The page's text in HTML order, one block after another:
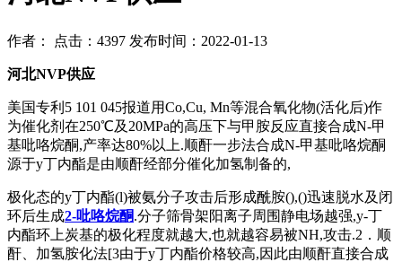
作者： 点击：4397 发布时间：2022-01-13
河北NVP供应
美国专利5 101 045报道用Co,Cu, Mn等混合氧化物(活化后)作
为催化剂在250℃及20MPa的高压下与甲胺反应直接合成N-甲
基吡咯烷酮,产率达80%以上.顺酐一步法合成N-甲基吡咯烷酮
源于y丁内酯是由顺酐经部分催化加氢制备的,
极化态的y丁内酯(l)被氨分子攻击后形成酰胺(),()迅速脱水及闭
环后生成2-吡咯烷酮.分子筛骨架阳离子周围静电场越强,y-丁
内酯环上炭基的极化程度就越大,也就越容易被NH,攻击.2．顺
酐、加氢胺化法[3由于y丁内酯价格较高,因此由顺酐直接合成